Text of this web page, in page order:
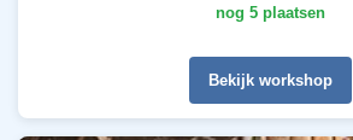
nog 5 plaatsen
Bekijk workshop